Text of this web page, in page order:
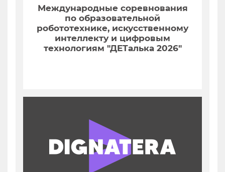
Международные соревнования
по образовательной
робототехнике, искусственному
интеллекту и цифровым
технологиям "ДЕТалька 2026"